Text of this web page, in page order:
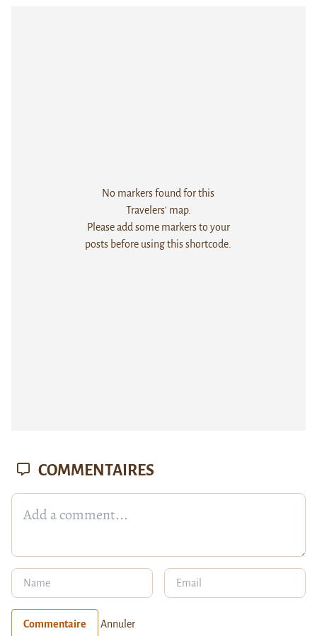
No markers found for this
Travelers' map.
Please add some markers to your
posts before using this shortcode.
COMMENTAIRES
Commentaire Annuler